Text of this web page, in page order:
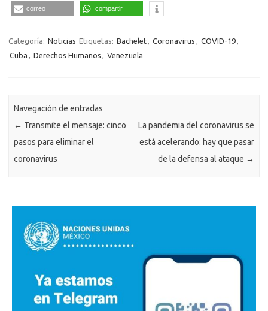
correo compartir
Categoría: Noticias Etiquetas: Bachelet, Coronavirus , COVID-19,
Cuba , Derechos Humanos , Venezuela
Navegación de entradas
← Transmite el mensaje: cinco
pasos para eliminar el
coronavirus
La pandemia del coronavirus se
está acelerando: hay que pasar
de la defensa al ataque →